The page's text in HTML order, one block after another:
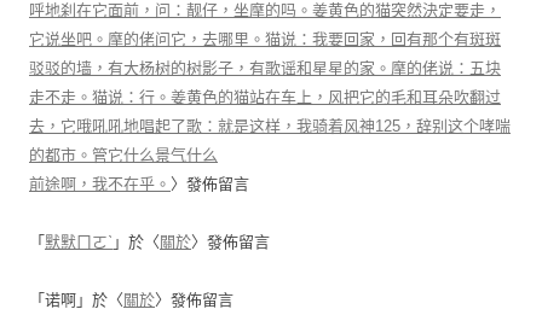
呼地刹在它面前，问：靓仔，坐摩的吗。姜黄色的猫突然決定要走，
它说坐吧。摩的佬问它，去哪里。猫说：我要回家，回有那个有斑斑
驳驳的墙，有大杨树的树影子，有歌谣和星星的家。摩的佬说：五块
走不走。猫说：行。姜黄色的猫站在车上，风把它的毛和耳朵吹翻过
去，它哦吼吼地唱起了歌：就是这样，我骑着风神125，辞别这个哮喘
的都市。管它什么景气什么
前途啊，我不在乎。 〉發佈留言
「 默默ㄇㄛˋ 」於〈 關於〉發佈留言
「 诺啊 」於〈 關於〉發佈留言